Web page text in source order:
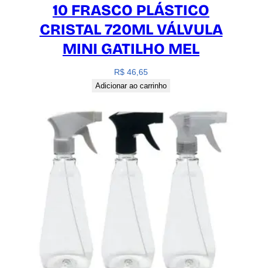
10 FRASCO PLÁSTICO
CRISTAL 720ML VÁLVULA
MINI GATILHO MEL
R$ 46,65
Adicionar ao carrinho